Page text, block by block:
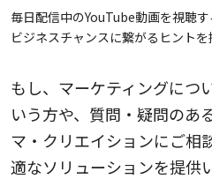
毎日配信中のYouTube動画を視聴
ビジネスチャンスに繋がるヒントを
もし、マーケティングにつ
いう方や、質問・疑問のあ
マ・クリエイションにご相
適なソリューションを提供